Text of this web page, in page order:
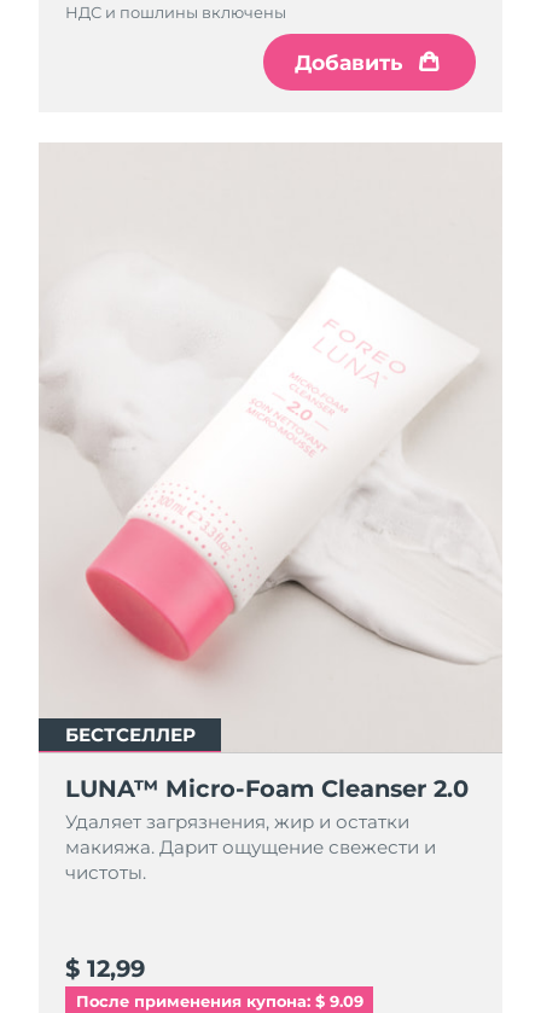
НДС и пошлины включены
Добавить
БЕСТСЕЛЛЕР
LUNA™ Micro-Foam Cleanser 2.0
Удаляет загрязнения, жир и остатки
макияжа. Дарит ощущение свежести и
чистоты.
$ 12,99
После применения купона: $ 9.09
БЕСТСЕЛЛЕР
LUNA™ Micro-Foam Cleanser 2.0
Удаляет загрязнения, жир и остатки
макияжа. Дарит ощущение свежести и
чистоты.
$ 44,9